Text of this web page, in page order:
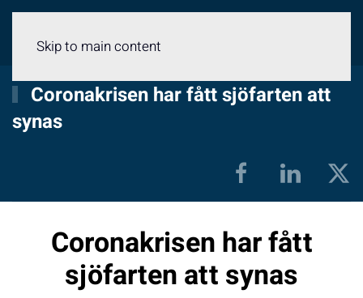
Skip to main content
Coronakrisen har fått sjöfarten att
synas
Coronakrisen har fått
sjöfarten att synas